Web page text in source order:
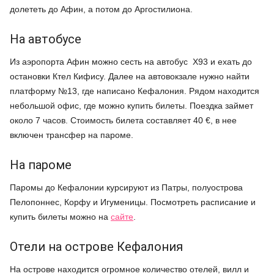
долететь до Афин, а потом до Аргостилиона.
На автобусе
Из аэропорта Афин можно сесть на автобус Х93 и ехать до
остановки Ктел Кифису. Далее на автовокзале нужно найти
платформу №13, где написано Кефалония. Рядом находится
небольшой офис, где можно купить билеты. Поездка займет
около 7 часов. Стоимость билета составляет 40 €, в нее
включен трансфер на пароме.
На пароме
Паромы до Кефалонии курсируют из Патры, полуострова
Пелопоннес, Корфу и Игуменицы. Посмотреть расписание и
купить билеты можно на сайте
Отели на острове Кефалония
На острове находится огромное количество отелей, вилл и